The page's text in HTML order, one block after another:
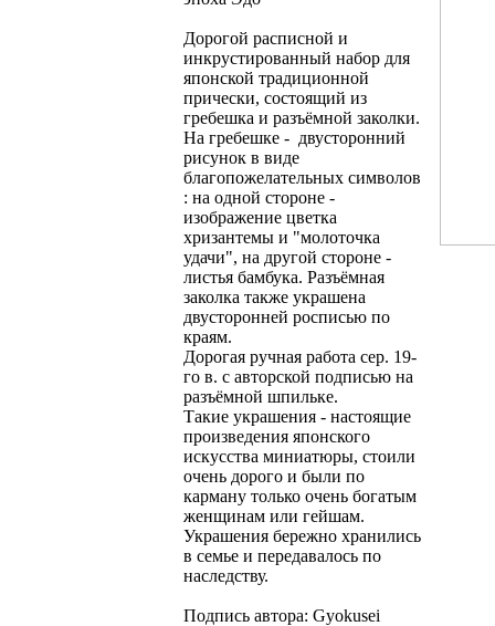
Дорогой расписной и
инкрустированный набор для
японской традиционной
прически, состоящий из
гребешка и разъёмной заколки.
На гребешке - двусторонний
рисунок в виде
благопожелательных символов
: на одной стороне -
изображение цветка
хризантемы и "молоточка
удачи", на другой стороне -
листья бамбука. Разъёмная
заколка также украшена
двусторонней росписью по
краям.
Дорогая ручная работа сер. 19-
го в. с авторской подписью на
разъёмной шпильке.
Такие украшения - настоящие
произведения японского
искусства миниатюры, стоили
очень дорого и были по
карману только очень богатым
женщинам или гейшам.
Украшения бережно хранились
в семье и передавалось по
наследству.
Подпись автора: Gyokusei